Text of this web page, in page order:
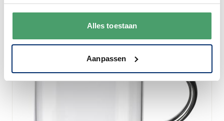
Alles toestaan
Aanpassen